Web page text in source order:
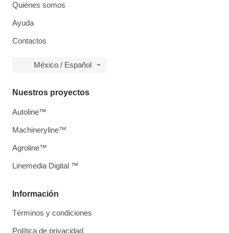
Quiénes somos
Ayuda
Contactos
México / Español
Información
Términos y condiciones
Política de privacidad
Nuestros proyectos
Autoline™
Machineryline™
Agroline™
Linemedia Digital ™